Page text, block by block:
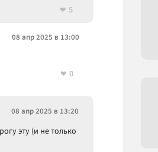
5
08 апр 2025 в 13:00
0
08 апр 2025 в 13:20
эту (и не только